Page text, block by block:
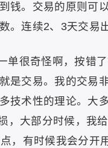
钱。交易的原则可
。连续2、3天交易
单很奇怪啊，按错
是交易。我的交易
技术性的理论。大
，大部分时候，我
，有时候我会分开